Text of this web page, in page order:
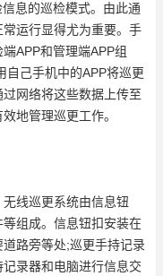
息的巡检模式。由此通
运行显得尤为重要。 手
APP和管理端APP组
自己手机中的APP将巡更
网络将这些数据上传至
地管理巡更工作。
无线巡更系统由信息钮
组成。信息钮扣安装在
路旁等处;巡更手持记录
录器和电脑进行信息交